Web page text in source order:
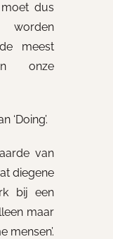
dus
worden
meest
onze
‘Doing’.
van
diegene
bij een
maar
mensen’.